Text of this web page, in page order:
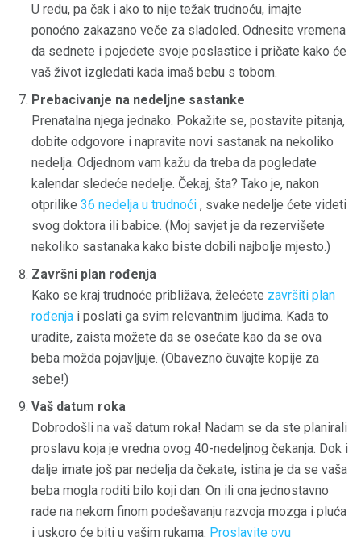
U redu, pa čak i ako to nije težak trudnoću, imajte
ponoćno zakazano veče za sladoled. Odnesite vremena
da sednete i pojedete svoje poslastice i pričate kako će
vaš život izgledati kada imaš bebu s tobom.
Prebacivanje na nedeljne sastanke
Prenatalna njega jednako. Pokažite se, postavite pitanja,
dobite odgovore i napravite novi sastanak na nekoliko
nedelja. Odjednom vam kažu da treba da pogledate
kalendar sledeće nedelje. Čekaj, šta? Tako je, nakon
otprilike 36 nedelja u trudnoći , svake nedelje ćete videti
svog doktora ili babice. (Moj savjet je da rezervišete
nekoliko sastanaka kako biste dobili najbolje mjesto.)
Završni plan rođenja
Kako se kraj trudnoće približava, želećete završiti plan
rođenja i poslati ga svim relevantnim ljudima. Kada to
uradite, zaista možete da se osećate kao da se ova
beba možda pojavljuje. (Obavezno čuvajte kopije za
sebe!)
Vaš datum roka
Dobrodošli na vaš datum roka! Nadam se da ste planirali
proslavu koja je vredna ovog 40-nedeljnog čekanja. Dok i
dalje imate još par nedelja da čekate, istina je da se vaša
beba mogla roditi bilo koji dan. On ili ona jednostavno
rade na nekom finom podešavanju razvoja mozga i pluća
i uskoro će biti u vašim rukama. Proslavite ovu